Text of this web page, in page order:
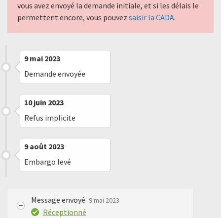
vous avez envoyé la demande initiale, et si les délais le
permettent encore, vous pouvez saisir la CADA.
9 mai 2023
Demande envoyée
10 juin 2023
Refus implicite
9 août 2023
Embargo levé
Message envoyé 9 mai 2023
Réceptionné